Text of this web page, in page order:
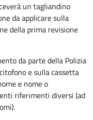
un tagliandino
da applicare sulla
della prima revisione
da parte della Polizia
e sulla cassetta
e nome o
riferimenti diversi (ad